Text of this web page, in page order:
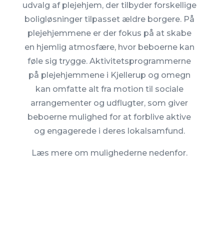
udvalg af plejehjem, der tilbyder forskellige
boligløsninger tilpasset ældre borgere. På
plejehjemmene er der fokus på at skabe
en hjemlig atmosfære, hvor beboerne kan
føle sig trygge. Aktivitetsprogrammerne
på plejehjemmene i Kjellerup og omegn
kan omfatte alt fra motion til sociale
arrangementer og udflugter, som giver
beboerne mulighed for at forblive aktive
og engagerede i deres lokalsamfund.
Læs mere om mulighederne nedenfor.